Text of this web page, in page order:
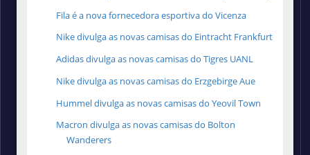
Fila é a nova fornecedora esportiva do Vicenza
Nike divulga as novas camisas do Eintracht Frankfurt
Adidas divulga as novas camisas do Tigres UANL
Nike divulga as novas camisas do Erzgebirge Aue
Hummel divulga as novas camisas do Yeovil Town
Macron divulga as novas camisas do Bolton
Wanderers